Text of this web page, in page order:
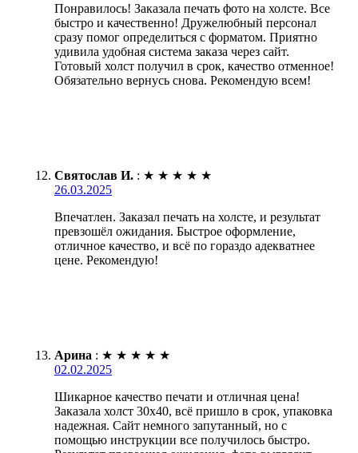
Понравилось! Заказала печать фото на холсте. Все
быстро и качественно! Дружелюбный персонал
сразу помог определиться с форматом. Приятно
удивила удобная система заказа через сайт.
Готовый холст получил в срок, качество отменное!
Обязательно вернусь снова. Рекомендую всем!
Святослав И. : ★ ★ ★ ★ ★
26.03.2025
Впечатлен. Заказал печать на холсте, и результат
превзошёл ожидания. Быстрое оформление,
отличное качество, и всё по гораздо адекватнее
цене. Рекомендую!
Арина : ★ ★ ★ ★ ★
02.02.2025
Шикарное качество печати и отличная цена!
Заказала холст 30х40, всё пришло в срок, упаковка
надежная. Сайт немного запутанный, но с
помощью инструкции все получилось быстро.